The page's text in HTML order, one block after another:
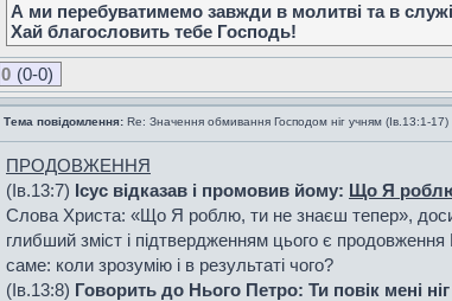
А ми перебуватимемо завжди в молитві та в
Хай благословить тебе Господь!
0 (0-0)
Тема повідомлення: Re: Значення обмивання Господом ніг учням (Ів.13:1-17)
ПРОДОВЖЕННЯ
(Ів.13:7) Ісус відказав і промовив йому: Що Я
Слова Христа: «Що Я роблю, ти не знаєш тепер»,
глибший зміст і підтвердженням цього є
саме: коли зрозумію і в результаті чого?
(Ів.13:8) Говорить до Нього Петро: Ти повік мені